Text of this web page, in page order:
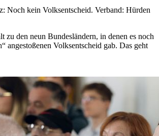
Noch kein Volksentscheid. Verband: Hürden
zu den neun Bundesländern, in denen es noch
angestoßenen Volksentscheid gab. Das geht